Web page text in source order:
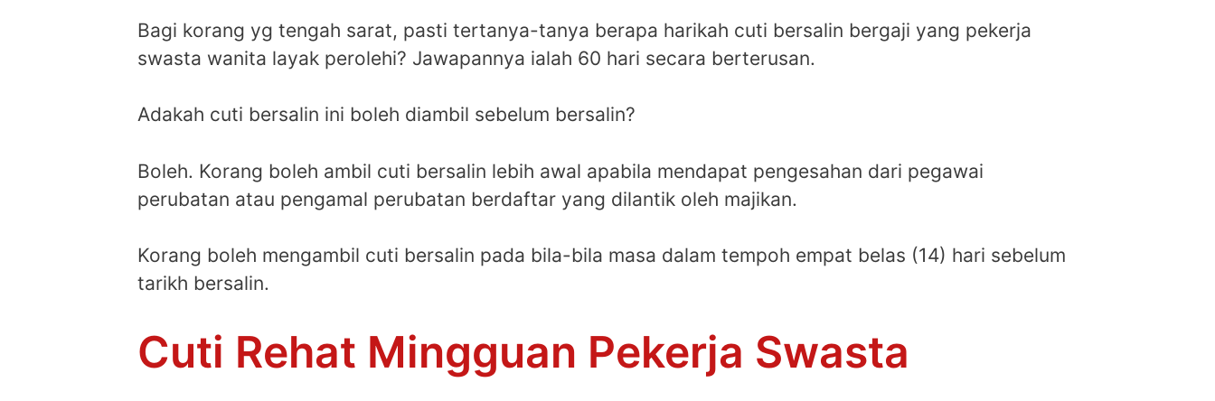
Bagi korang yg tengah sarat, pasti tertanya-tanya berapa harikah cuti bersalin bergaji yang pekerja
swasta wanita layak perolehi? Jawapannya ialah 60 hari secara berterusan.
Adakah cuti bersalin ini boleh diambil sebelum bersalin?
Boleh. Korang boleh ambil cuti bersalin lebih awal apabila mendapat pengesahan dari pegawai
perubatan atau pengamal perubatan berdaftar yang dilantik oleh majikan.
Korang boleh mengambil cuti bersalin pada bila-bila masa dalam tempoh empat belas (14) hari sebelum
tarikh bersalin.
Cuti Rehat Mingguan Pekerja Swasta